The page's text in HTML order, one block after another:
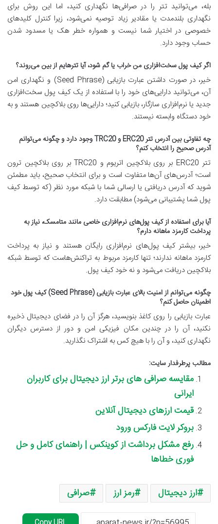
بله، می‌توانید تتر را در صرافی‌ها نگهداری کنید، اما این روش برای
نگهداری بلندمدت یا مقادیر زیاد توصیه نمی‌شود، زیرا کنترل کلیدهای
خصوصی در اختیار شما نیست و همواره خطر هک یا مسدود شدن
حساب وجود دارد.
اگر کیف پول سخت‌افزاری من خراب یا گم شود، آیا تترهایم از بین می‌روند؟
خیر، در صورت داشتن عبارت بازیابی (Seed Phrase) و نگهداری امن
آن، می‌توانید دارایی‌های خود را با استفاده از یک کیف پول سخت‌افزاری
جدید یا نرم‌افزاری سازگار، بازیابی کنید؛ دارایی‌ها روی بلاکچین هستند و به
خود دستگاه وابسته نیستند.
چه تفاوتی بین آدرس تتر ERC20 و TRC20 وجود دارد و چگونه می‌توانم
آدرس صحیح را انتخاب کنم؟
تتر ERC20 بر روی بلاکچین اتریوم و TRC20 بر روی بلاکچین ترون
است؛ آدرس‌های آن‌ها متفاوت است و برای انتخاب صحیح، باید مطمئن
شوید که آدرس دریافتی یا ارسالی شما با شبکه مورد نظر (که توسط کیف
پول شما پشتیبانی می‌شود) مطابقت دارد.
آیا برای استفاده از کیف پول‌های نرم‌افزاری خاصی مانند متامسک، نیاز به
پرداخت کارمزد ماهانه دارم؟
خیر، بیشتر کیف پول‌های نرم‌افزاری رایگان هستند و نیاز به پرداخت
کارمزد ماهانه ندارند؛ تنها کارمزد مربوط به تراکنش‌هاست که توسط شبکه
بلاکچین دریافت می‌شود و نه خود کیف پول.
چگونه می‌توانم از امنیت بالای عبارت بازیابی (Seed Phrase) کیف پول خود
اطمینان حاصل کنم؟
عبارت بازیابی را روی کاغذ بنویسید، هرگز آن را در فضای دیجیتال ذخیره
نکنید، آن را در چندین مکان فیزیکی امن و دور از دسترس دیگران
نگهداری کنید، و آن را با هیچ کس به اشتراک نگذارید.
مطالب پرطرفدار سایت:
مقایسه صرافی های برتر ارز دیجیتال برای کاربران
ایرانی
قیمت ارزهای دیجیتال آنلاین
بروکر لایت فارکس ورود
رفع مشکل برداشت از کوینکس | راهنمای کامل و حل
فوری خطاها
ارز دیجیتال رمز ارز صرافی